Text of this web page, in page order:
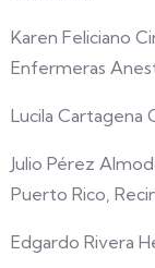
Karen Feliciano
Enfermeras
Lucila Cartagena
Julio Pérez
Puerto Rico,
Edgardo Rivera